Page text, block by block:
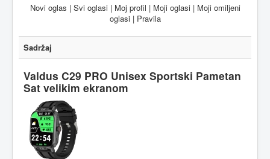
Novi oglas | Svi oglasi| Moj profil | Moji oglasi| Moji omiljeni
oglasi| Pravila
Sadržaj
Valdus C29 PRO Unisex Sportski Pametan
Sat velikim ekranom